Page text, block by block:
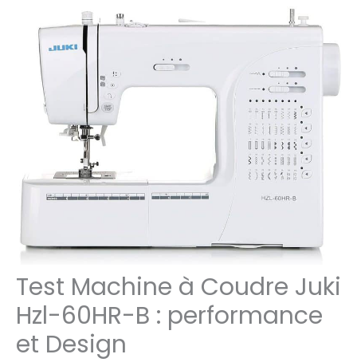
Test Machine à Coudre Juki
Hzl-60HR-B : performance
et Design